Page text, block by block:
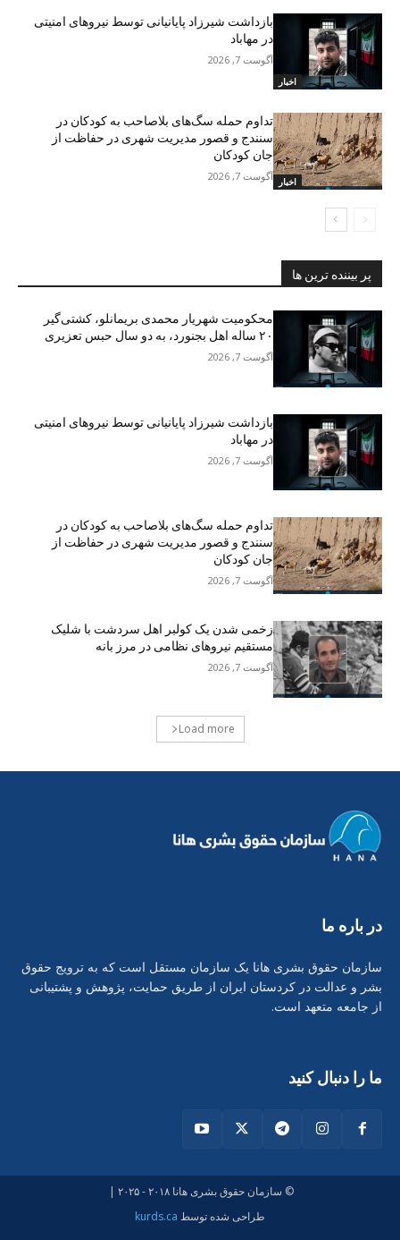
اخبار
بازداشت شیرزاد پایانیانی توسط نیروهای امنیتی
در مهاباد
آگوست 7, 2026
اخبار
تداوم حمله سگ‌های بلاصاحب به کودکان در
سنندج و قصور مدیریت شهری در حفاظت از
جان کودکان
آگوست 7, 2026
پر بیننده ترین ها
محکومیت شهریار محمدی بریمانلو، کشتی‌گیر
۲۰ ساله اهل بجنورد، به دو سال حبس تعزیری
آگوست 7, 2026
بازداشت شیرزاد پایانیانی توسط نیروهای امنیتی
در مهاباد
آگوست 7, 2026
تداوم حمله سگ‌های بلاصاحب به کودکان در
سنندج و قصور مدیریت شهری در حفاظت از
جان کودکان
آگوست 7, 2026
زخمی شدن یک کولبر اهل سردشت با شلیک
مستقیم نیروهای نظامی در مرز بانه
آگوست 7, 2026
Load more
ما را دنبال کنید
در بارە ما
سازمان حقوق بشری هانا یک سازمان مستقل است که به ترویج حقوق
بشر و عدالت در کردستان ایران از طریق حمایت، پژوهش و پشتیبانی
از جامعه متعهد است.
© سازمان حقوق بشری هانا ۲۰۱۸ - ۲۰۲۵ |
طراحی شدە توسط kurds.ca